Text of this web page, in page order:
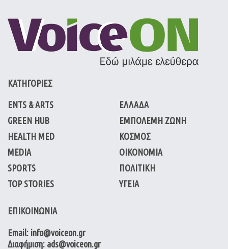
ΚΑΤΗΓΟΡΙΕΣ
ENTS & ARTS
GREEN HUB
HEALTH MED
MEDIA
SPORTS
TOP STORIES
ΕΛΛΑΔΑ
ΕΜΠΟΛΕΜΗ ΖΩΝΗ
ΚΟΣΜΟΣ
ΟΙΚΟΝΟΜΙΑ
ΠΟΛΙΤΙΚΗ
ΥΓΕΙΑ
ΕΠΙΚΟΙΝΩΝΙΑ
Email: info@voiceon.gr
Διαφήμιση: ads@voiceon.gr